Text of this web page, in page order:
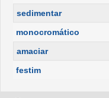
sedimentar
monocromático
amaciar
festim